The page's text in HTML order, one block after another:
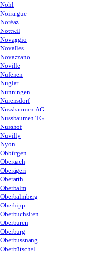
Nohl
Noiraigue
Noréaz
Nottwil
Novaggio
Novalles
Novazzano
Noville
Nufenen
Nuglar
Nunningen
Nürensdorf
Nussbaumen AG
Nussbaumen TG
Nusshof
Nuvilly
Nyon
Obbürgen
Oberaach
Oberägeri
Oberarth
Oberbalm
Oberbalmberg
Oberbipp
Oberbuchsiten
Oberbüren
Oberburg
Oberbussnang
Oberbütschel